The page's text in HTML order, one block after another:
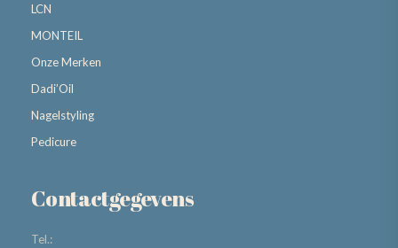
LCN
MONTEIL
Onze Merken
Dadi’Oil
Nagelstyling
Pedicure
Contactgegevens
Tel.: